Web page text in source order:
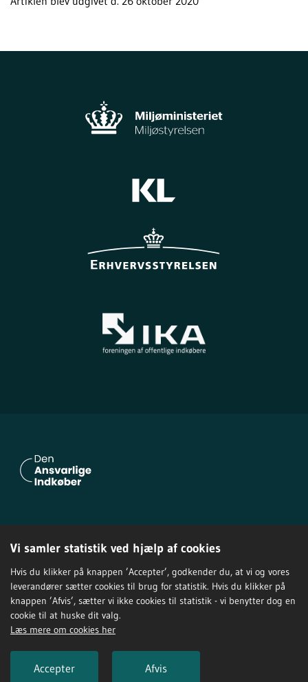
Vi samler statistik ved hjælp af cookies
Hvis du klikker på knappen ’Accepter’, godkender du, at vi og vores
leverandører sætter cookies til brug for statistik. Hvis du klikker på
knappen ’Afvis’, sætter vi ikke cookies til statistik - vi benytter dog en
cookie til at huske dit valg.
Læs mere om cookies her
Accepter Afvis
Privatlivspolitik
Tilgængelighedserklæring